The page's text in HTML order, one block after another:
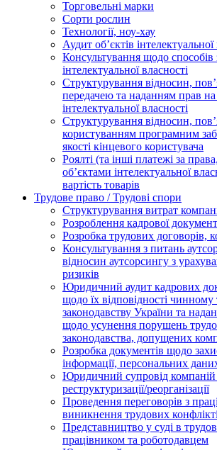
Торговельні марки
Сорти рослин
Технології, ноу-хау
Аудит об’єктів інтелектуальної
Консультування щодо способів
інтелектуальної власності
Структурування відносин,
передачею та наданням прав на
інтелектуальної власності
Структурування відносин,
користуванням програмним
якості кінцевого користувача
Роялті (та інші платежі за
об’єктами інтелектуальної
вартість товарів
Трудове право / Трудові спори
Cтруктурування витрат
Розроблення кадрової
Розробка трудових договорів,
Консультування з питань
відносин аутсорсингу з
ризиків
Юридичний аудит кадрових
щодо їх відповідності
законодавству України та
щодо усунення порушень
законодавства, допущених
Розробка документів щодо
інформації, персональних
Юридичний супровід
реструктуризації/реорганізації
Проведення переговорів з
виникнення трудових
Представництво у суді в
працівником та роботодавцем